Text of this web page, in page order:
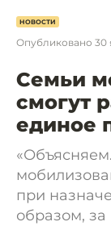
НОВОСТИ
Опубликовано 30
Семьи
смогут
единое
при
образом,